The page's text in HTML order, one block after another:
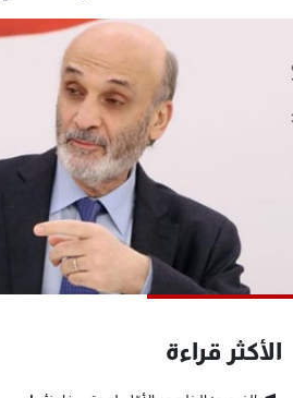
الأكثر قراءة
فن
البرامج
جدول البرامج
شاهد البرامج